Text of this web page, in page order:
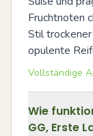
Fruchtnoten
Stil
opulente
Vollständige
Wie
GG, Erste